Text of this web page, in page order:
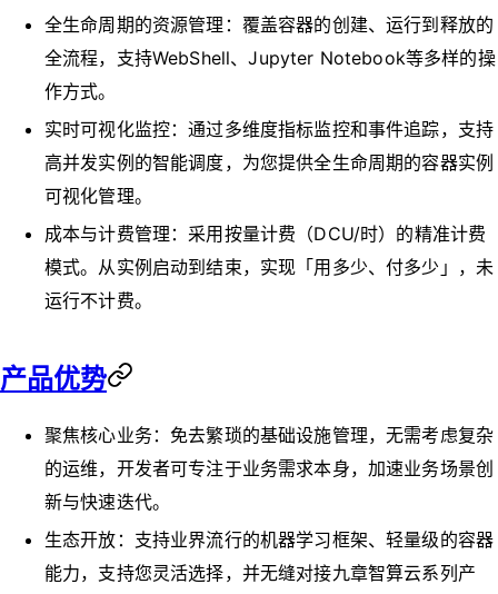
全生命周期的资源管理：覆盖容器的创建、运行到释放的
全流程，支持WebShell、Jupyter Notebook等多样的操
作方式。
实时可视化监控：通过多维度指标监控和事件追踪，支持
高并发实例的智能调度，为您提供全生命周期的容器实例
可视化管理。
成本与计费管理：采用按量计费（DCU/时）的精准计费
模式。从实例启动到结束，实现「用多少、付多少」，未
运行不计费。
产品优势
聚焦核心业务：免去繁琐的基础设施管理，无需考虑复杂
的运维，开发者可专注于业务需求本身，加速业务场景创
新与快速迭代。
生态开放：支持业界流行的机器学习框架、轻量级的容器
能力，支持您灵活选择，并无缝对接九章智算云系列产